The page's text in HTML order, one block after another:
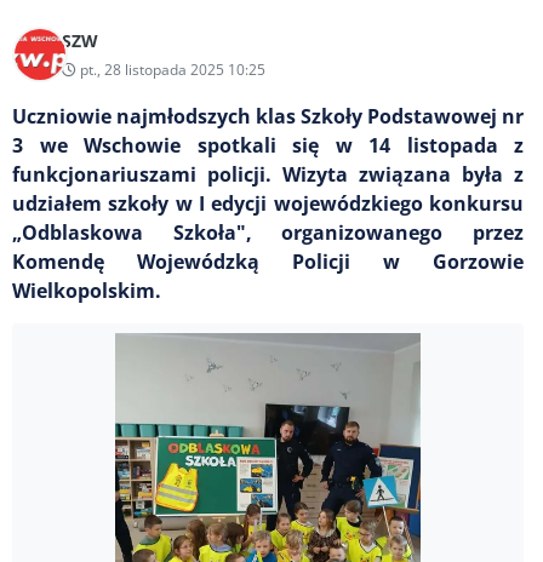
SZW
pt., 28 listopada 2025 10:25
Uczniowie najmłodszych klas Szkoły Podstawowej nr
3 we Wschowie spotkali się w 14 listopada z
funkcjonariuszami policji. Wizyta związana była z
udziałem szkoły w I edycji wojewódzkiego konkursu
„Odblaskowa Szkoła", organizowanego przez
Komendę Wojewódzką Policji w Gorzowie
Wielkopolskim.